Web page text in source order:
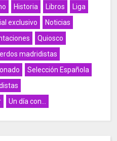
Historia Libros
Liga
exclusivo
Noticias
Quiosco
madridistas
Selección Española
Un día con...